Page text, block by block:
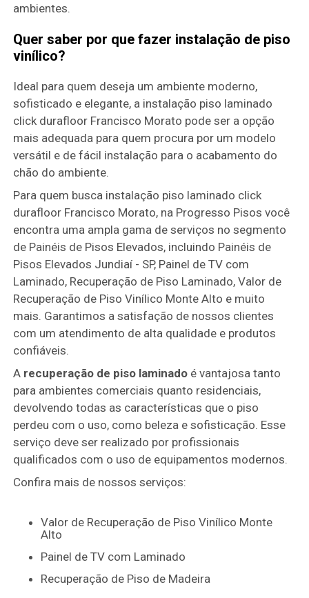
ambientes.
Quer saber por que fazer instalação de piso
vinílico?
Ideal para quem deseja um ambiente moderno,
sofisticado e elegante, a instalação piso laminado
click durafloor Francisco Morato pode ser a opção
mais adequada para quem procura por um modelo
versátil e de fácil instalação para o acabamento do
chão do ambiente.
Para quem busca instalação piso laminado click
durafloor Francisco Morato, na Progresso Pisos você
encontra uma ampla gama de serviços no segmento
de Painéis de Pisos Elevados, incluindo Painéis de
Pisos Elevados Jundiaí - SP, Painel de TV com
Laminado, Recuperação de Piso Laminado, Valor de
Recuperação de Piso Vinílico Monte Alto e muito
mais. Garantimos a satisfação de nossos clientes
com um atendimento de alta qualidade e produtos
confiáveis.
A recuperação de piso laminado é vantajosa tanto
para ambientes comerciais quanto residenciais,
devolvendo todas as características que o piso
perdeu com o uso, como beleza e sofisticação. Esse
serviço deve ser realizado por profissionais
qualificados com o uso de equipamentos modernos.
Confira mais de nossos serviços:
Valor de Recuperação de Piso Vinílico Monte
Alto
Painel de TV com Laminado
Recuperação de Piso de Madeira